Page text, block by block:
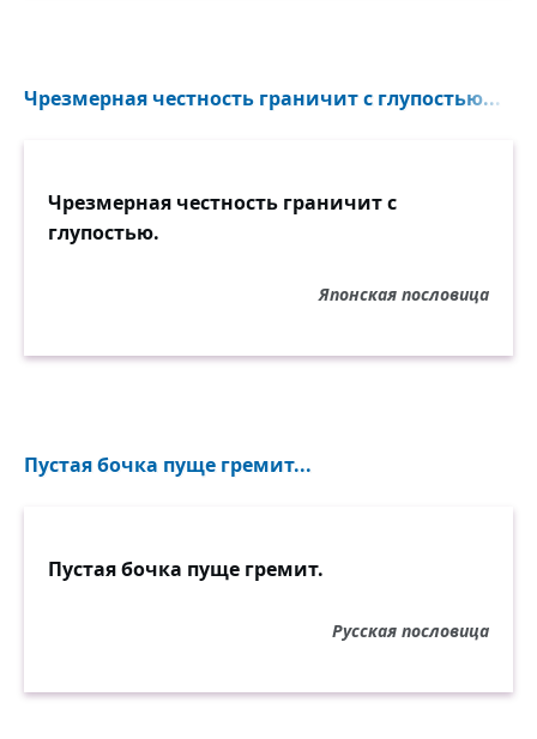
Чрезмерная честность граничит с глупостью...
Чрезмерная честность граничит с
глупостью.
Японская пословица
Пустая бочка пуще гремит...
Пустая бочка пуще гремит.
Русская пословица